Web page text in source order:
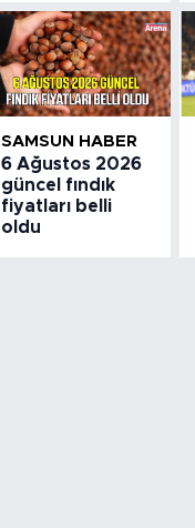
SAMSUN HABER
6 Ağustos 2026
güncel fındık
fiyatları belli
oldu